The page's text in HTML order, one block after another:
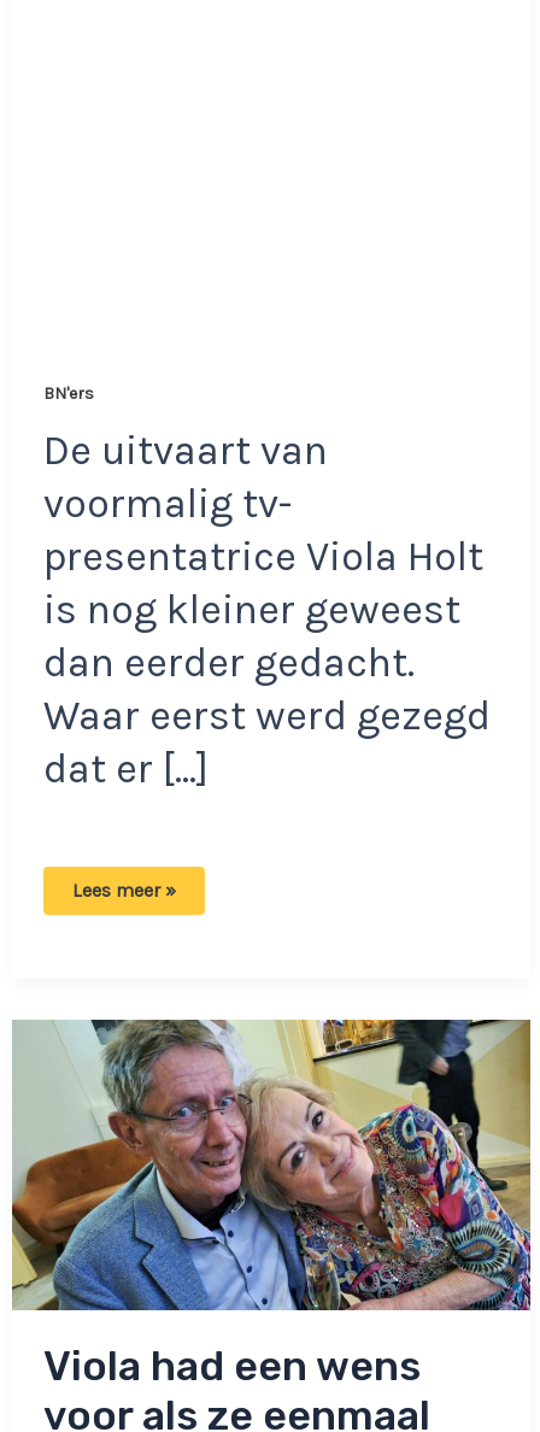
BN'ers
De uitvaart van
voormalig tv-
presentatrice Viola Holt
is nog kleiner geweest
dan eerder gedacht.
Waar eerst werd gezegd
dat er […]
Man
‘Haar
hartslag
was
slechts
Lees meer »
Viola had een wens
voor als ze eenmaal